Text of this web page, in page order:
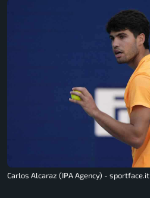
Carlos Alcaraz (IPA Agency) - sportface.it